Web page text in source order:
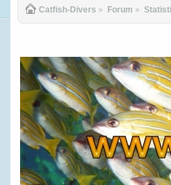
Catfish-Divers » Forum »